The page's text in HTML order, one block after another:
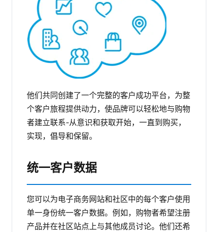
他们共同创建了一个完整的客户成功平台，为整
个客户旅程提供动力，使品牌可以轻松地与购物
者建立联系-从意识和获取开始，一直到购买，
实现，倡导和保留。
统一客户数据
您可以为电子商务网站和社区中的每个客户使用
单一身份统一客户数据。例如，购物者希望注册
产品并在社区站点上与其他成员讨论。他们还希